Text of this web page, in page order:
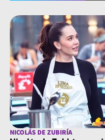
NICOLÁS DE ZUBIRÍA